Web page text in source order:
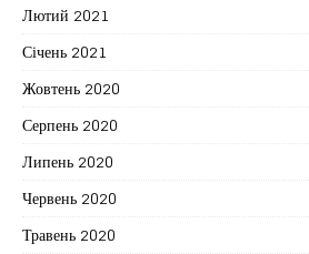
Лютий 2021
Січень 2021
Жовтень 2020
Серпень 2020
Липень 2020
Червень 2020
Травень 2020